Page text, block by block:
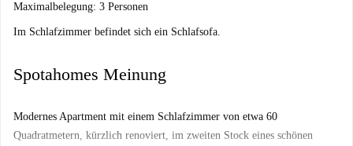
Maximalbelegung: 3 Personen
Im Schlafzimmer befindet sich ein Schlafsofa.
Spotahomes Meinung
Modernes Apartment mit einem Schlafzimmer von etwa 60
Quadratmetern, kürzlich renoviert, im zweiten Stock eines schönen